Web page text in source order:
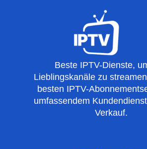
Beste IPTV-Dienste,
Lieblingskanäle zu
besten IPTV-
umfassendem
Verkauf.